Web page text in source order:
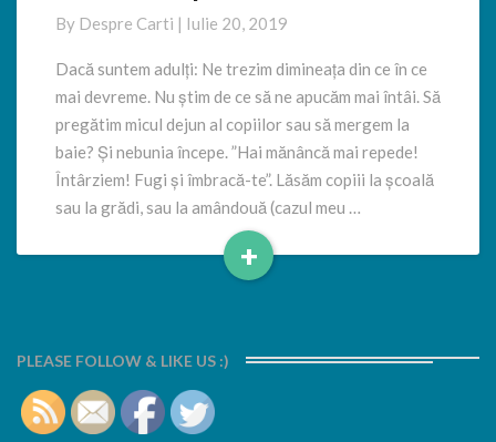
timp
de
în
ziua
de
azi?
By Despre Carti | Iulie 20, 2019
Dacă suntem adulți: Ne trezim dimineața din ce în ce
mai devreme. Nu știm de ce să ne apucăm mai întâi. Să
pregătim micul dejun al copiilor sau să mergem la
baie? Și nebunia începe. ”Hai mănâncă mai repede!
Întârziem! Fugi și îmbracă-te”. Lăsăm copiii la școală
sau la grădi, sau la amândouă (cazul meu …
+
Read
PLEASE FOLLOW & LIKE US :)